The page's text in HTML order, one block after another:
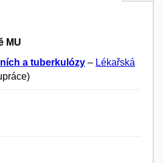
MU
a tuberkulózy – Lékařská